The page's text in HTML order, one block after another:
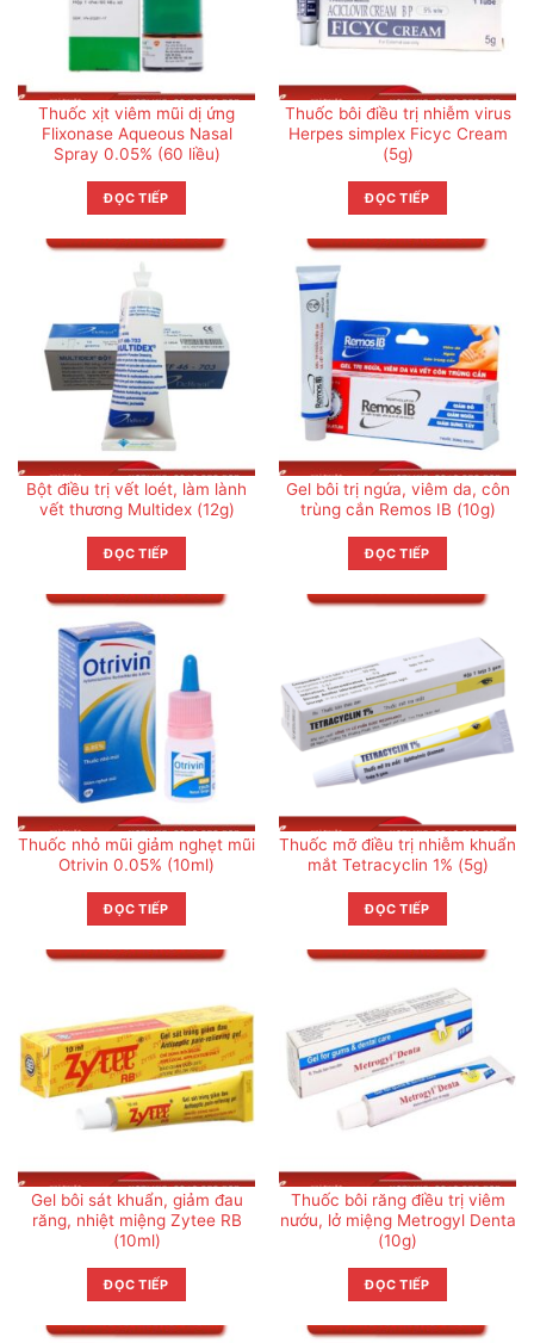
Thuốc xịt viêm mũi dị ứng
Flixonase Aqueous Nasal
Spray 0.05% (60 liều)
ĐỌC TIẾP
Thuốc bôi điều trị nhiễm virus
Herpes simplex Ficyc Cream
(5g)
ĐỌC TIẾP
Bột điều trị vết loét, làm lành
vết thương Multidex (12g)
ĐỌC TIẾP
Gel bôi trị ngứa, viêm da, côn
trùng cắn Remos IB (10g)
ĐỌC TIẾP
Thuốc nhỏ mũi giảm nghẹt mũi
Otrivin 0.05% (10ml)
ĐỌC TIẾP
Thuốc mỡ điều trị nhiễm khuẩn
mắt Tetracyclin 1% (5g)
ĐỌC TIẾP
Gel bôi sát khuẩn, giảm đau
răng, nhiệt miệng Zytee RB
(10ml)
ĐỌC TIẾP
Thuốc bôi răng điều trị viêm
nướu, lở miệng Metrogyl Denta
(10g)
ĐỌC TIẾP